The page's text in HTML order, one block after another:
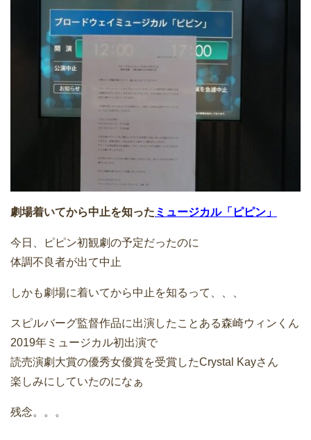
劇場着いてから中止を知った ミュージカル「ピピン」
今日、ピピン初観劇の予定だったのに
体調不良者が出て中止
しかも劇場に着いてから中止を知るって、、、
スピルバーグ監督作品に出演したことある森崎ウィンくん
2019年ミュージカル初出演で
読売演劇大賞の優秀女優賞を受賞したCrystal Kayさん
楽しみにしていたのになぁ
残念。。。